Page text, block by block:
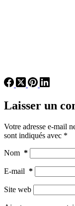
Laisser un
Votre adresse e-mail
sont indiqués avec *
Nom *
E-mail *
Site web